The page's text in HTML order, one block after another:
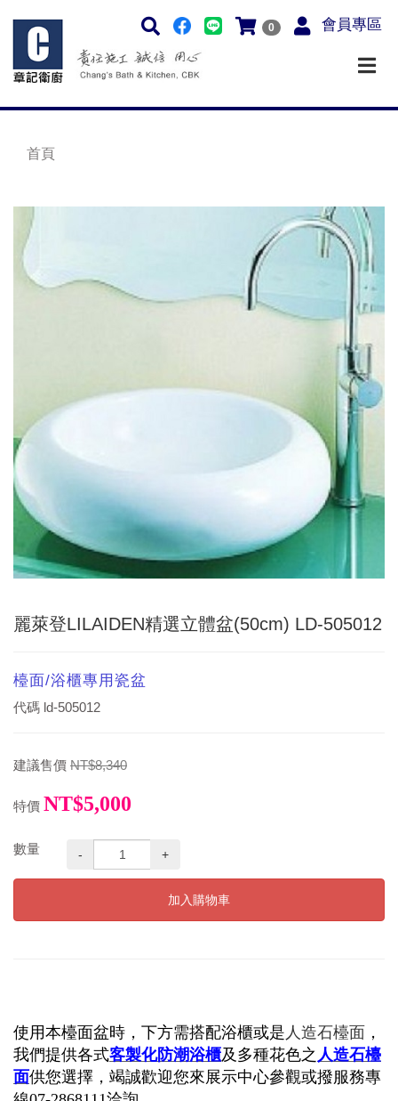
0 會員專區
首頁
麗萊登LILAIDEN精選立體盆(50cm) LD-505012
檯面/浴櫃專用瓷盆
代碼 ld-505012
建議售價 NT$8,340
特價 NT$5,000
數量 - +
加入購物車
使用本檯面盆時，下方需搭配浴櫃或是 人造石檯面 ，
我們提供各式客製化防潮浴櫃及多種花色之 人造石檯
面供您選擇，竭誠歡迎您來展示中心參觀或撥服務專